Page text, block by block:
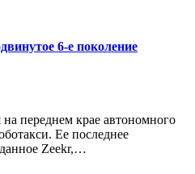
6-е поколение
Ее последнее
Zeekr,…